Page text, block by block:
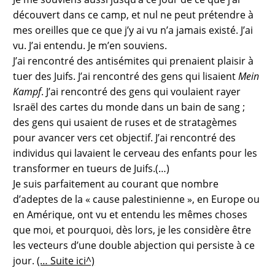
découvert dans ce camp, et nul ne peut prétendre à
mes oreilles que ce que j’y ai vu n’a jamais existé. J’ai
vu. J’ai entendu. Je m’en souviens.
J’ai rencontré des antisémites qui prenaient plaisir à
tuer des Juifs. J’ai rencontré des gens qui lisaientMein
Kampf. J’ai rencontré des gens qui voulaient rayer
Israël des cartes du monde dans un bain de sang ;
des gens qui usaient de ruses et de stratagèmes
pour avancer vers cet objectif. J’ai rencontré des
individus qui lavaient le cerveau des enfants pour les
transformer en tueurs de Juifs.(…)
Je suis parfaitement au courant que nombre
d’adeptes de la « cause palestinienne », en Europe ou
en Amérique, ont vu et entendu les mêmes choses
que moi, et pourquoi, dès lors, je les considère être
les vecteurs d’une double abjection qui persiste à ce
jour.(… Suite ici^)